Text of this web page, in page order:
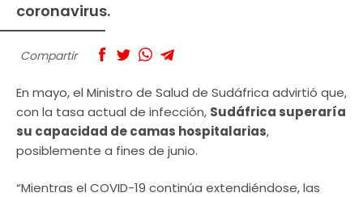
coronavirus.
Compartir
En mayo, el Ministro de Salud de Sudáfrica advirtió que,
con la tasa actual de infección, Sudáfrica superaría
su capacidad de camas hospitalarias,
posiblemente a fines de junio.
“Mientras el COVID-19 continúa extendiéndose, las